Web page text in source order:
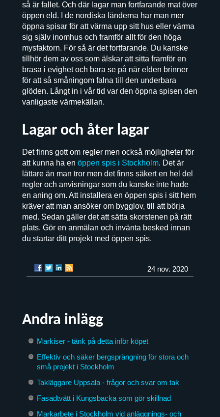
så är fallet. Och där lagar man fortfarande mat över
öppen eld. I de nordiska länderna har man mer
öppna spisar för att värma upp sitt hus eller värma
sig själv inomhus och framför allt för den höga
mysfaktorn. För så är det fortfarande. Du kanske
tillhör dem av oss som älskar att sitta framför en
brasa i evighet och bara se på när elden brinner
för att så småningom falna till den underbara
glöden. Långt in i vår tid var den öppna spisen den
vanligaste värmekällan.
Lagar och åter lagar
Det finns gott om regler men också möjligheter för
att kunna ha en öppen spis i Stockholm. Det är
lättare än man tror men det finns säkert en hel del
regler och anvisningar som du kanske inte hade
en aning om. Att installera en öppen spis i sitt hem
kräver att man ansöker om bygglov, till att börja
med. Sedan gäller det att sätta skorstenen på rätt
plats. Gör en anmälan och invänta besked innan
du startar ditt projekt med öppen spis.
24 nov. 2020
Andra inlägg
Markiser - tänk på detta inför köpet
Effektiv och säker bergsprängning för stora och
små projekt i Stockholm
Takläggare Uppsala - frågor och svar om tak
Fasadtvätt i Kungsbacka som gör skillnad
Markarbete i Stockholm vid anläggnings- och